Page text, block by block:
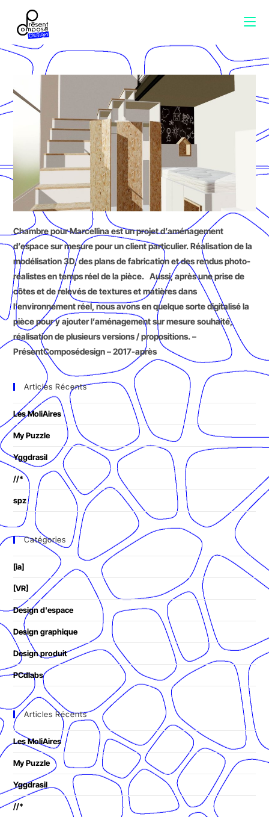
Chambre pour Marcellina est un projet d’aménagement
d’espace sur mesure pour un client particulier. Réalisation de la
modélisation 3D, des plans de fabrication et des rendus photo-
réalistes en temps réel de la pièce. Aussi, après une prise de
côtes et de relevés de textures et matières dans
l’environnement réel, nous avons en quelque sorte digitalisé la
pièce pour y ajouter l’aménagement sur mesure souhaité,
réalisation de plusieurs versions / propositions. –
PrésentComposédesign – 2017-après
Articles Récents
Les MoliAires
My Puzzle
Yggdrasil
//*
spz
Catégories
[ia]
[VR]
Design d'espace
Design graphique
Design produit
PCdlabs
Articles Récents
Les MoliAires
My Puzzle
Yggdrasil
//*